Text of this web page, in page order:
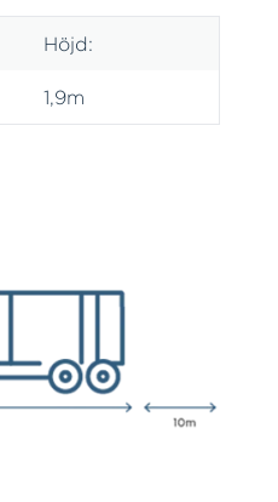
Höjd:
1,9m